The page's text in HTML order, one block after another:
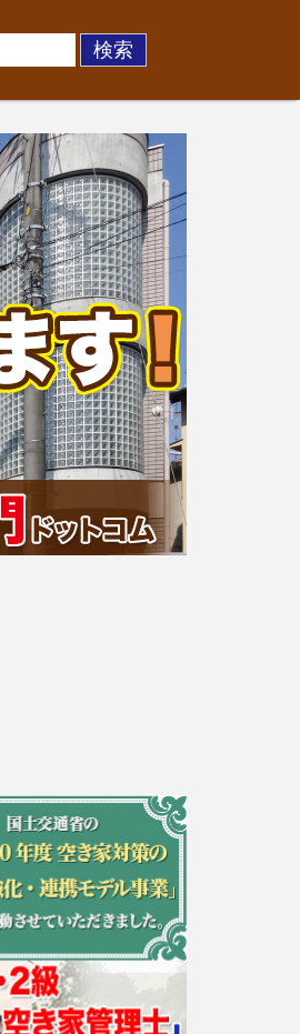
期ではあるが相場より
ます！